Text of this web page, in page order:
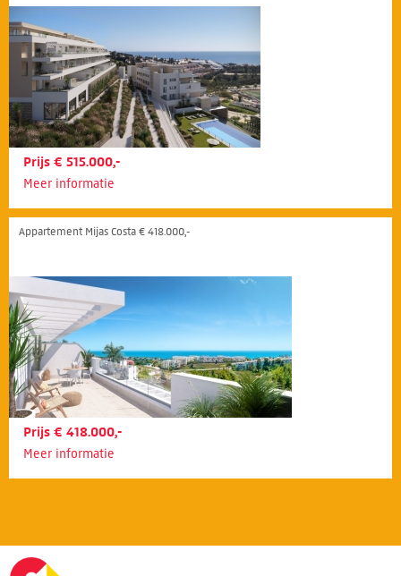
Prijs € 515.000,-
Meer informatie
Appartement Mijas Costa € 418.000,-
Prijs € 418.000,-
Meer informatie